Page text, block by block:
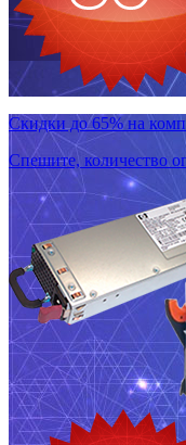
Скидки до 65% на
Спешите, количество